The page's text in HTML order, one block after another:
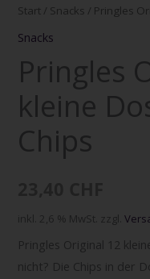
Start / Snacks / Pringles
Snacks
Pringles
kleine
Chips
inkl. 2,6 % MwSt. zzgl.
Pringles Original 12
nicht? Die Chips in der
12
kleine
à
40g
Chips
Menge